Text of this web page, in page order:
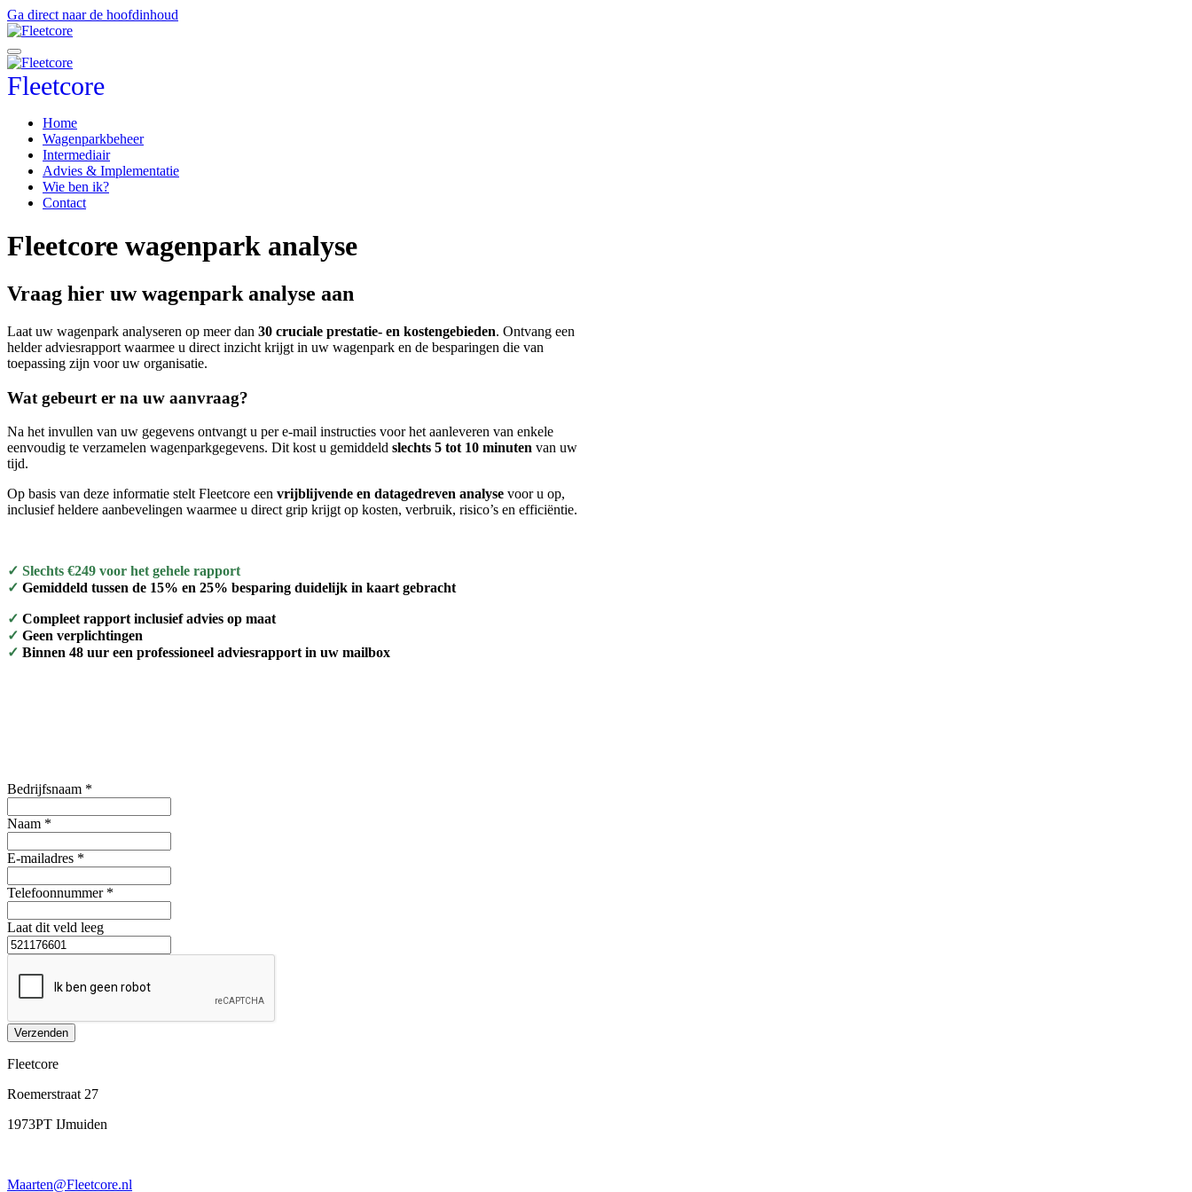
Ga direct naar de hoofdinhoud
Fleetcore
Home
Wagenparkbeheer
Intermediair
Advies & Implementatie
Wie ben ik?
Contact
Fleetcore wagenpark analyse
Vraag hier uw wagenpark analyse aan
Laat uw wagenpark analyseren op meer dan 30 cruciale prestatie- en kostengebieden. Ontvang een
helder adviesrapport waarmee u direct inzicht krijgt in uw wagenpark en de besparingen die van
toepassing zijn voor uw organisatie.
Wat gebeurt er na uw aanvraag?
Na het invullen van uw gegevens ontvangt u per e-mail instructies voor het aanleveren van enkele
eenvoudig te verzamelen wagenparkgegevens. Dit kost u gemiddeld slechts 5 tot 10 minuten van uw
tijd.
Op basis van deze informatie stelt Fleetcore een vrijblijvende en datagedreven analyse voor u op,
inclusief heldere aanbevelingen waarmee u direct grip krijgt op kosten, verbruik, risico’s en efficiëntie.
✓ Slechts €249 voor het gehele rapport
✓ Gemiddeld tussen de 15% en 25% besparing duidelijk in kaart gebracht
✓ Compleet rapport inclusief advies op maat
✓ Geen verplichtingen
✓ Binnen 48 uur een professioneel adviesrapport in uw mailbox
Bedrijfsnaam *
Naam *
E-mailadres *
Telefoonnummer *
Laat dit veld leeg
Verzenden
Fleetcore
Roemerstraat 27
1973PT IJmuiden
Maarten@Fleetcore.nl